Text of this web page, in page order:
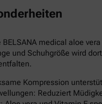
medical aloe
und Schuhgröße wird
Kompression
Reduziert